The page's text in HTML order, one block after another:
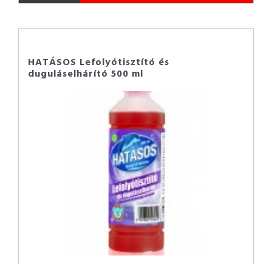
HATÁSOS Lefolyótisztító és
duguláselhárító 500 ml